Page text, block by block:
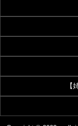
お問い合わせ
【着付・美容】夢
豊彩公式サイ【
着物・和装通販 京都
[KIMONOMACHI]